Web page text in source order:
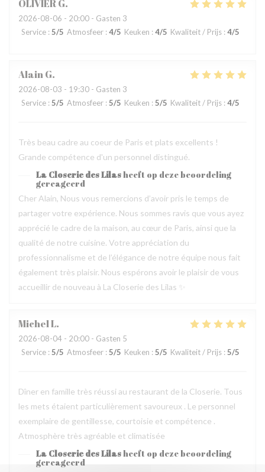
OLIVIERG
2026-08-06 - 20:00 - Gasten 3
Service : 5/5 Atmosfeer : 4/5 Keuken : 4/5 Kwaliteit / Prijs : 4/5
AlainG
2026-08-03 - 19:30 - Gasten 3
Service : 5/5 Atmosfeer : 5/5 Keuken : 5/5 Kwaliteit / Prijs : 4/5
Très beau cadre au coeur de Paris et plats excellents !
Grande compétence d'un personnel distingué.
La Closerie des Lilasheeft op deze beoordeling
gereageerd
Cher Alain, Nous vous remercions d’avoir pris le temps de
partager votre expérience. Nous sommes ravis que vous ayez
apprécié le cadre de la maison, au cœur de Paris, ainsi que la
qualité de notre cuisine. Votre appréciation du
professionnalisme et de l’élégance de notre équipe nous fait
également très plaisir. Nous espérons avoir le plaisir de vous
accueillir de nouveau à La Closerie des Lilas ✨
MichelL
2026-08-04 - 20:00 - Gasten 5
Service : 5/5 Atmosfeer : 5/5 Keuken : 5/5 Kwaliteit / Prijs : 5/5
Dîner en famille très réussi au restaurant de la Closerie. Tous
les mets étaient particulièrement savoureux . Le personnel
exemplaire de gentillesse, courtoisie et compétence .
Atmosphère très agréable et climatisée
La Closerie des Lilasheeft op deze beoordeling
gereageerd